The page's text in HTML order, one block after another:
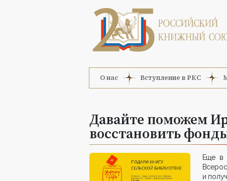
О нас Вступление в РКС
Давайте поможем
восстановить
Еще в
и